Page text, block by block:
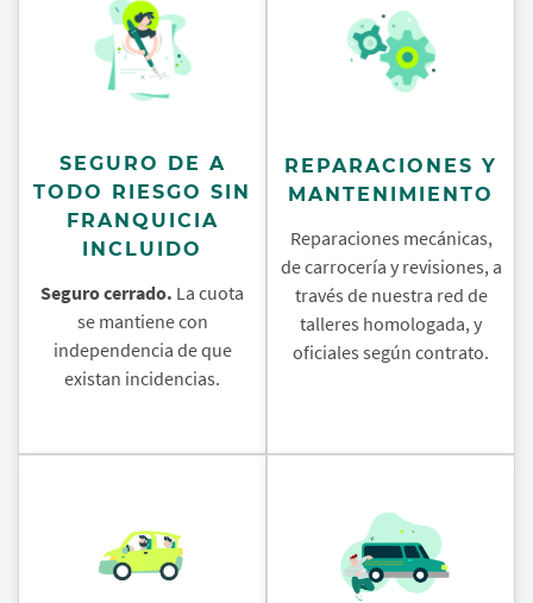
SEGURO DE A
TODO RIESGO SIN
FRANQUICIA
INCLUIDO
Seguro cerrado. La cuota
se mantiene con
independencia de que
existan incidencias.
REPARACIONES Y
MANTENIMIENTO
Reparaciones mecánicas,
de carrocería y revisiones, a
través de nuestra red de
talleres homologada, y
oficiales según contrato.